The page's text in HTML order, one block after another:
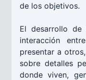
de los objetivos.
El desarrollo de
interacción
presentar a
sobre detalles
donde viven,